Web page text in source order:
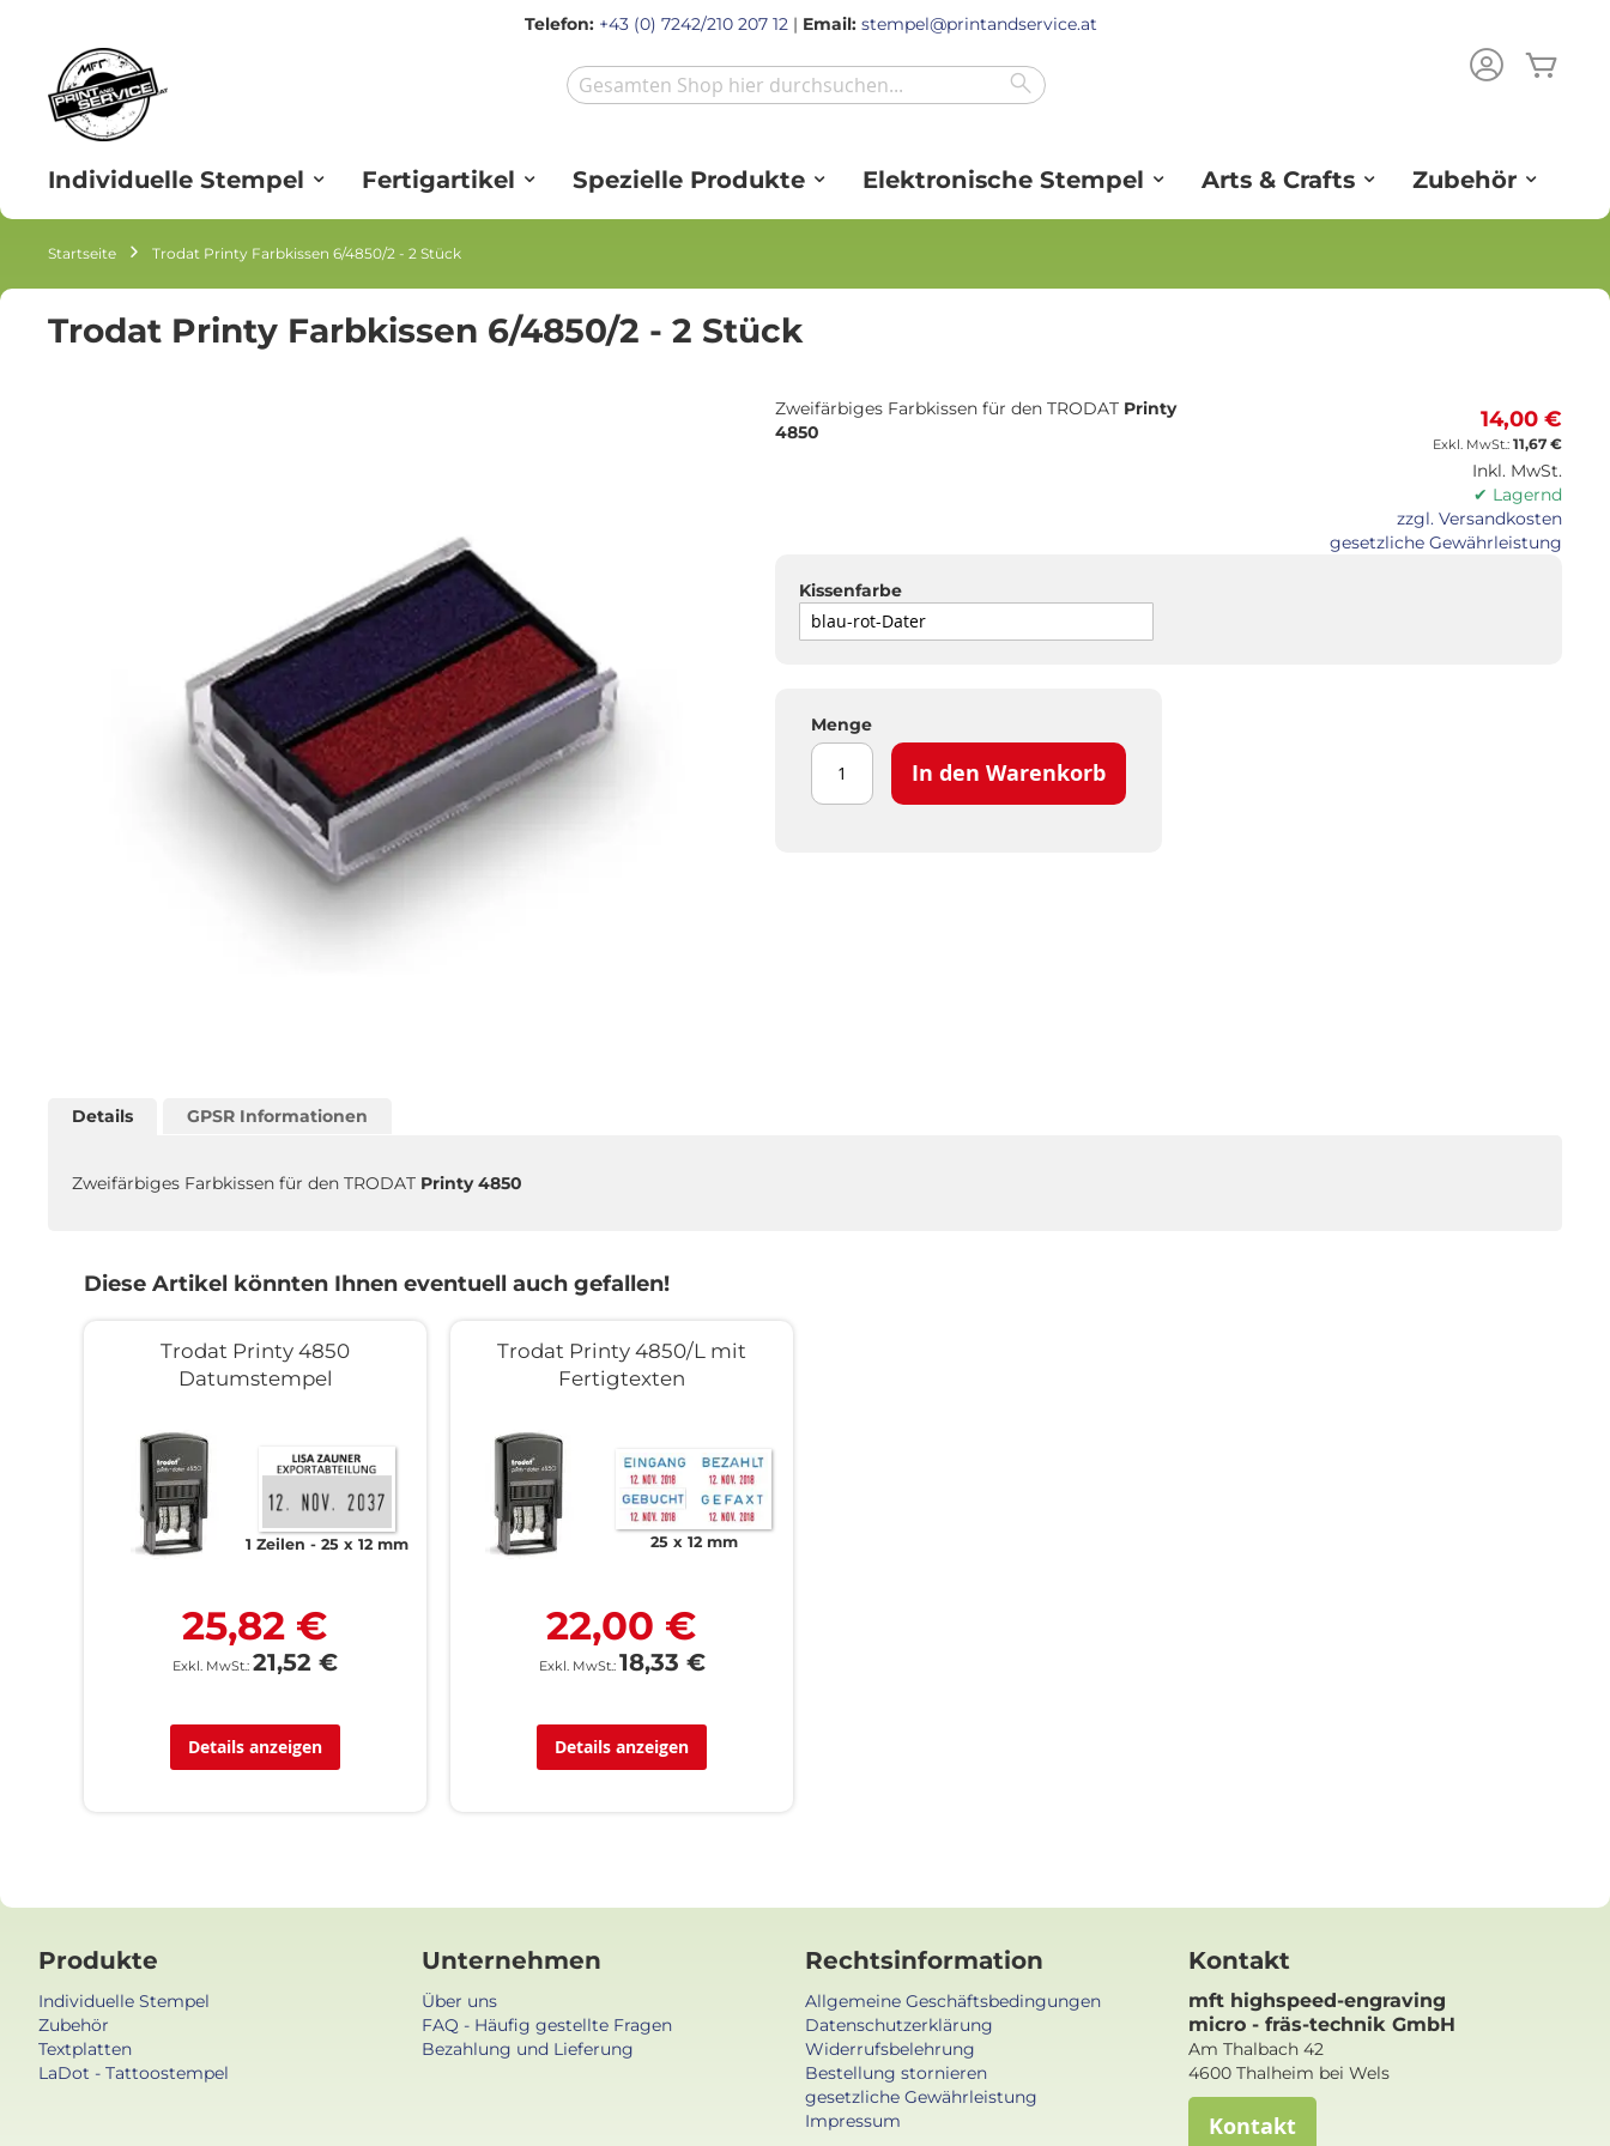
Telefon: +43 (0) 7242/210 207 12 | Email: stempel@printandservice.at
springen
Search
Individuelle Stempel Fertigartikel Spezielle Produkte Elektronische Stempel Arts & Crafts Zubehör
Startseite Trodat Printy Farbkissen 6/4850/2 - 2 Stück
Trodat Printy Farbkissen 6/4850/2 - 2 Stück
der
springen
14,00 €
11,67 €
Inkl. MwSt.
✔ Lagernd
zzgl. Versandkosten
gesetzliche Gewährleistung
Zweifärbiges Farbkissen für den TRODAT Printy
4850
Kissenfarbe
Menge
In den Warenkorb
Details
Zweifärbiges Farbkissen für den TRODAT Printy 4850
GPSR Informationen
Diese Artikel könnten Ihnen eventuell auch gefallen!
Trodat Printy 4850
Datumstempel
1 Zeilen 25 x 12 mm
25,82 €
21,52 €
Details anzeigen
Trodat Printy 4850/L mit
Fertigtexten
25 x 12 mm
22,00 €
18,33 €
Details anzeigen
Produkte
Individuelle Stempel
Zubehör
Textplatten
LaDot - Tattoostempel
Unternehmen
Über uns
FAQ - Häufig gestellte Fragen
Bezahlung und Lieferung
Rechtsinformation
Allgemeine Geschäftsbedingungen
Datenschutzerklärung
Widerrufsbelehrung
Bestellung stornieren
gesetzliche Gewährleistung
Impressum
Kontakt
mft highspeed-engraving
micro - fräs-technik GmbH
Am Thalbach 42
4600 Thalheim bei Wels
Kontakt